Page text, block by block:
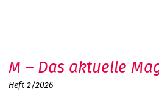
M – Das aktuelle
Heft 2/2026